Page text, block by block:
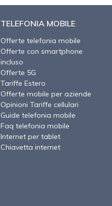
TELEFONIA MOBILE
Offerte telefonia mobile
Offerte con smartphone
incluso
Offerte 5G
Tariffe Estero
Offerte mobile per aziende
Opinioni Tariffe cellulari
Guide telefonia mobile
Faq telefonia mobile
Internet per tablet
Chiavetta internet